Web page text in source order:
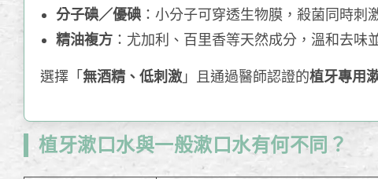
分子碘／優碘 ：小分子可穿透生物膜，殺菌同時刺
精油複方 ：尤加利、百里香等天然成分，溫和去味
選擇「無酒精、低刺激 」且通過醫師認證的植牙專用
植牙漱口水與一般漱口水有何不同？